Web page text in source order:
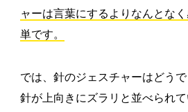
ャーは言葉にするよりなんとな
単です。
では、針のジェスチャーはどう
針が上向きにズラリと並べられて